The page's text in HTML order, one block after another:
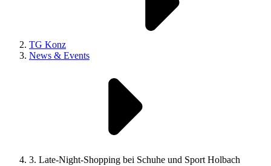
TG Konz
News & Events
3. Late-Night-Shopping bei Schuhe und Sport Holbach